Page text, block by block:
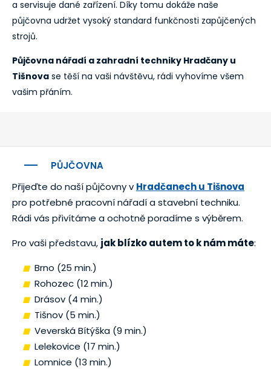
a servisuje dané zařízení. Díky tomu dokáže naše
půjčovna udržet vysoký standard funkčnosti zapůjčených
strojů.
Půjčovna nářadí a zahradní techniky Hradčany u
Tišnova se těší na vaši návštěvu, rádi vyhovíme všem
vašim přáním.
PŮJČOVNA
Přijeďte do naší půjčovny v Hradčanech u Tišnova
pro potřebné pracovní nářadí a stavební techniku.
Rádi vás přivítáme a ochotně poradíme s výběrem.
Pro vaši představu, jak blízko autem to k nám máte:
Brno (25 min.)
Rohozec (12 min.)
Drásov (4 min.)
Tišnov (5 min.)
Veverská Bítýška (9 min.)
Lelekovice (17 min.)
Lomnice (13 min.)